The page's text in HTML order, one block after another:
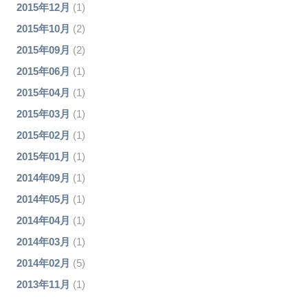
2015年12月 (1)
2015年10月 (2)
2015年09月 (2)
2015年06月 (1)
2015年04月 (1)
2015年03月 (1)
2015年02月 (1)
2015年01月 (1)
2014年09月 (1)
2014年05月 (1)
2014年04月 (1)
2014年03月 (1)
2014年02月 (5)
2013年11月 (1)